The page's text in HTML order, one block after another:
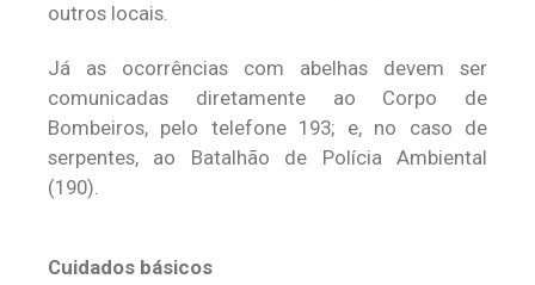
outros locais.
Já as ocorrências com abelhas devem ser
comunicadas diretamente ao Corpo de
Bombeiros, pelo telefone 193; e, no caso de
serpentes, ao Batalhão de Polícia Ambiental
(190).
Cuidados básicos